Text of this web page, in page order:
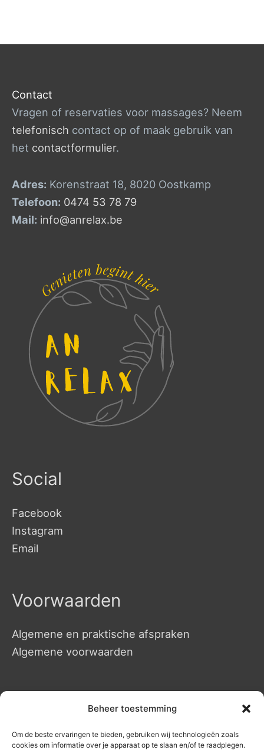
Beheer toestemming
Om de beste ervaringen te bieden, gebruiken wij technologieën zoals
cookies om informatie over je apparaat op te slaan en/of te raadplegen.
Contact
Vragen of reservaties voor massages? Neem
telefonisch contact op of maak gebruik van
het contactformulier.
Adres: Korenstraat 18, 8020 Oostkamp
Telefoon: 0474 53 78 79
Mail: info@anrelax.be
Social
Facebook
Instagram
Email
Voorwaarden
Algemene en praktische afspraken
Algemene voorwaarden
Massages
Manuele massages